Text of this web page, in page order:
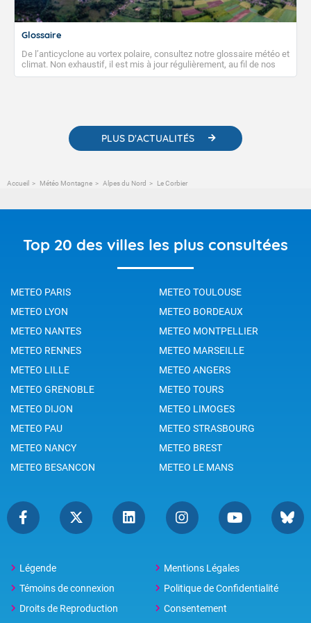
Glossaire
De l’anticyclone au vortex polaire, consultez notre glossaire météo et
climat. Non exhaustif, il est mis à jour régulièrement, au fil de nos
publications. Vous y trouverez également des liens utiles vers nos
PLUS D'ACTUALITÉS
Accueil Météo Montagne Alpes du Nord Le Corbier
Top 20 des villes les plus consultées
METEO PARIS
METEO TOULOUSE
METEO LYON
METEO BORDEAUX
METEO NANTES
METEO MONTPELLIER
METEO RENNES
METEO MARSEILLE
METEO LILLE
METEO ANGERS
METEO GRENOBLE
METEO TOURS
METEO DIJON
METEO LIMOGES
METEO PAU
METEO STRASBOURG
METEO NANCY
METEO BREST
METEO BESANCON
METEO LE MANS
Légende
Mentions Légales
Témoins de connexion
Politique de Confidentialité
Droits de Reproduction
Consentement